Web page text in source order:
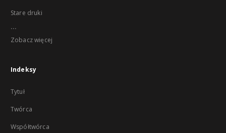
Stare druki
...
Zobacz więcej
Indeksy
Tytuł
Twórca
Współtwórca